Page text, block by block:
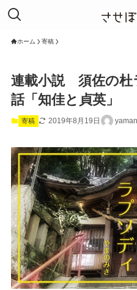
ホーム 寄稿
連載小説 須佐の杜
話「知佳と貞英」
寄稿 2019年8月19日